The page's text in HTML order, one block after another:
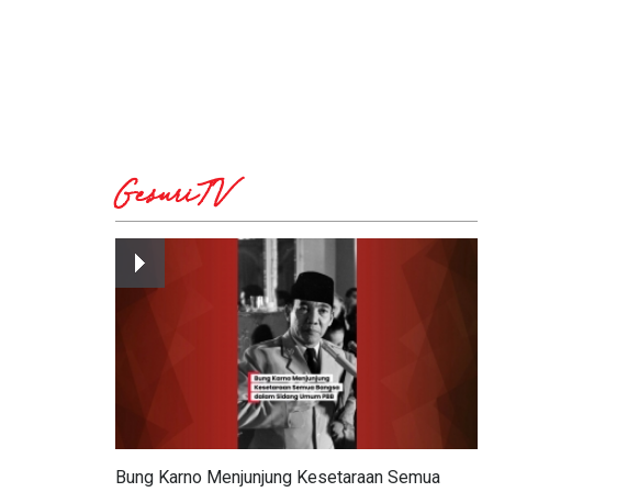
GesuriTV
Bung Karno Menjunjung Kesetaraan Semua